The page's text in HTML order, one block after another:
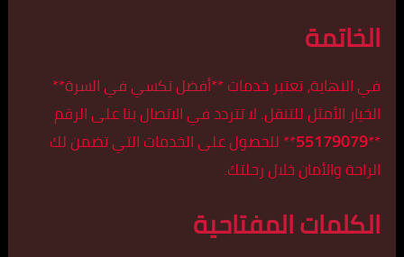
الخاتمة
في النهاية، تعتبر خدمات **أفضل تكسي في السرة**
الخيار الأمثل للتنقل. لا تتردد في الاتصال بنا على الرقم
**
55179079** للحصول على الخدمات التي تضمن لك
الراحة والأمان خلال رحلتك.
الكلمات المفتاحية